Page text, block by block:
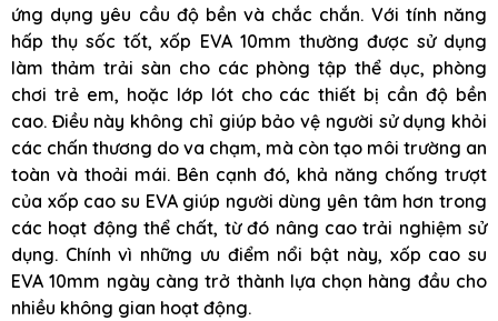
ứng dụng yêu cầu độ bền và chắc chắn. Với tính năng
hấp thụ sốc tốt, xốp EVA 10mm thường được sử dụng
làm thảm trải sàn cho các phòng tập thể dục, phòng
chơi trẻ em, hoặc lớp lót cho các thiết bị cần độ bền
cao. Điều này không chỉ giúp bảo vệ người sử dụng khỏi
các chấn thương do va chạm, mà còn tạo môi trường an
toàn và thoải mái. Bên cạnh đó, khả năng chống trượt
của xốp cao su EVA giúp người dùng yên tâm hơn trong
các hoạt động thể chất, từ đó nâng cao trải nghiệm sử
dụng. Chính vì những ưu điểm nổi bật này, xốp cao su
EVA 10mm ngày càng trở thành lựa chọn hàng đầu cho
nhiều không gian hoạt động.